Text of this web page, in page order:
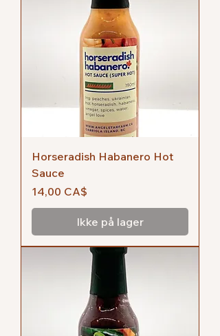
Horseradish Habanero Hot
Sauce
Pris
14,00 CA$
Ikke på lager